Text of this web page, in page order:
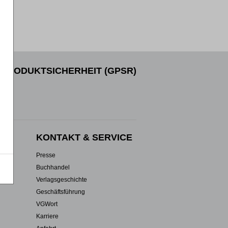
PRODUKTSICHERHEIT (GPSR)
KONTAKT & SERVICE
Presse
Buchhandel
Verlagsgeschichte
Geschäftsführung
VGWort
Karriere